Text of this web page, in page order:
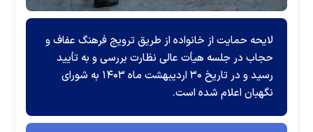
لایحه حمایت از خانواده از طریق ترویج فرهنگ عفاف و
حجاب در جلسه هیأت عالی نظارت بررسی و به تأیید
رسید و در تاریخ ۳۰ اردیبهشت ماه ۱۴۰۳ به شورای
نگهبان اعلام شده است.